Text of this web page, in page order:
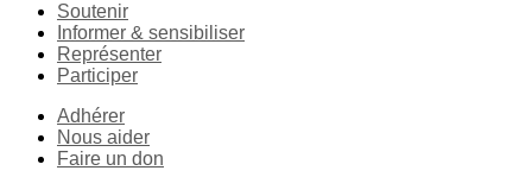
Soutenir
Informer & sensibiliser
Représenter
Participer
Adhérer
Nous aider
Faire un don